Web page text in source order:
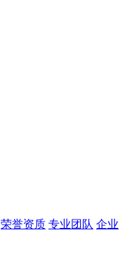
荣誉资质 专业团队 企业